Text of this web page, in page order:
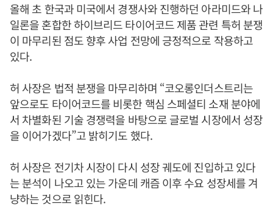
올해 초 한국과 미국에서 경쟁사와 진행하던 아라미드와 나
일론을 혼합한 하이브리드 타이어코드 제품 관련 특허 분쟁
이 마무리된 점도 향후 사업 전망에 긍정적으로 작용하고
있다.
허 사장은 법적 분쟁을 마무리하며 “코오롱인더스트리는
앞으로도 타이어코드를 비롯한 핵심 스페셜티 소재 분야에
서 차별화된 기술 경쟁력을 바탕으로 글로벌 시장에서 성장
을 이어가겠다”고 밝히기도 했다.
허 사장은 전기차 시장이 다시 성장 궤도에 진입하고 있다
는 분석이 나오고 있는 가운데 캐즘 이후 수요 성장세를 겨
냥하는 것으로 읽힌다.